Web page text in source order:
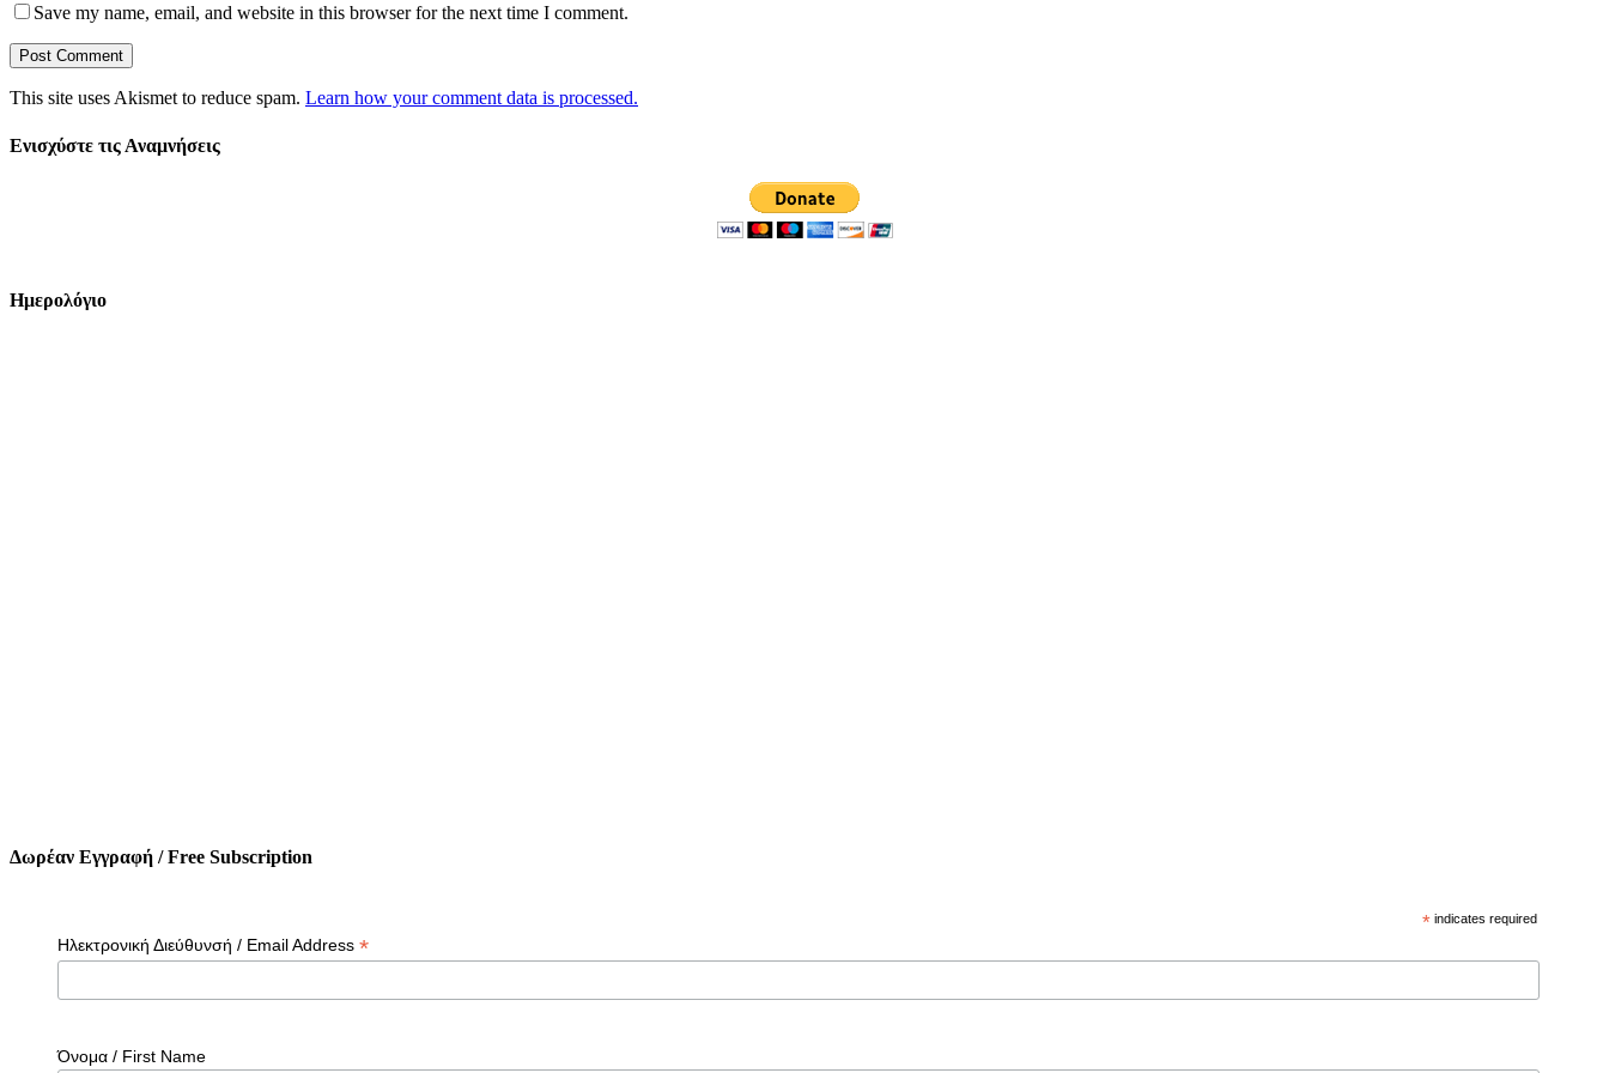
Save my name, email, and website in this browser for the next time I comment.
This site uses Akismet to reduce spam. Learn how your comment data is processed.
Ενισχύστε τις Αναμνήσεις
Ημερολόγιο
Δωρέαν Εγγραφή / Free Subscription
* indicates required
Ηλεκτρονική Διεύθυνσή / Email Address *
Όνομα / First Name